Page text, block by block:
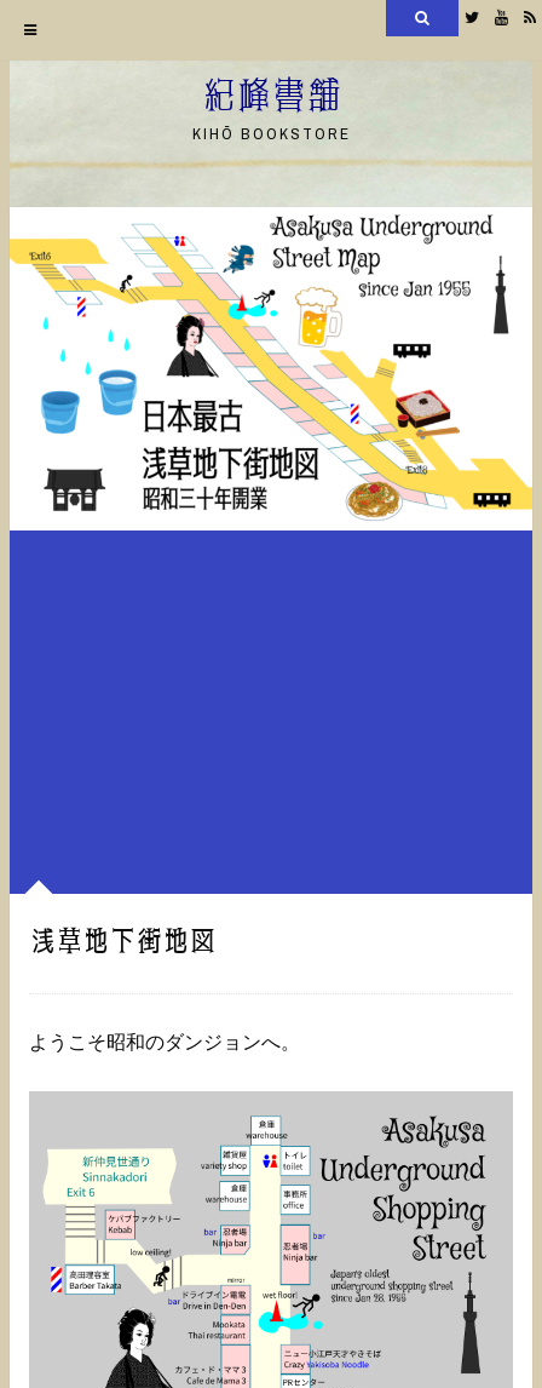
ン
ツ
へ
Twitter
紀峰書舗
KIHŌ BOOKSTORE
浅草地下街地図
ようこそ昭和のダンジョンへ。